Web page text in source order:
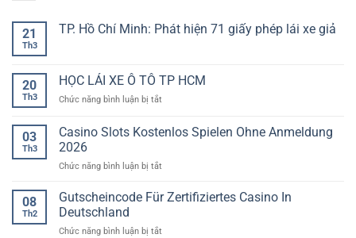
21
Th3
TP. Hồ Chí Minh: Phát hiện 71 giấy phép lái xe giả
luận
ở
TP.
Minh:
Phát
hiện
giấy
xe
giả
20
Th3
HỌC LÁI XE Ô TÔ TP HCM
Chức năng bình luận bị tắt
LÁI
XE
TÔ
HCM
03
Th3
Casino Slots Kostenlos Spielen Ohne Anmeldung
2026
Chức năng bình luận bị tắt
Slots
Ohne
08
Th2
Gutscheincode Für Zertifiziertes Casino In
Deutschland
Chức năng bình luận bị tắt